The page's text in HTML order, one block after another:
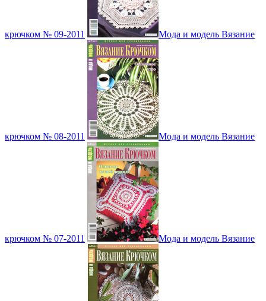
крючком № 09-2011 Мода и модель Вязание
крючком № 08-2011 Мода и модель Вязание
крючком № 07-2011 Мода и модель Вязание